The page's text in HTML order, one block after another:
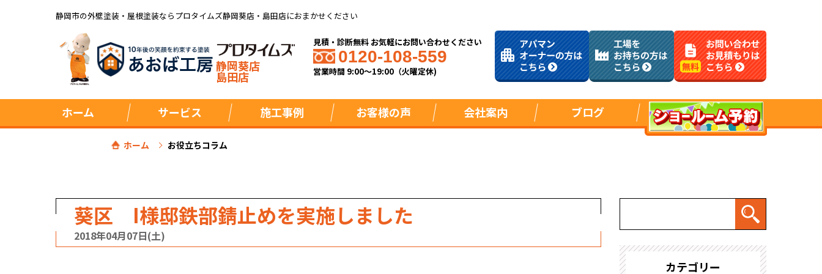
静岡市の外壁塗装・屋根塗装ならプロタイムズ静岡葵店・島田店におまかせください
静岡葵店
島田店
見積・診断無料 お気軽にお問い合わせください
0120-108-559
営業時間 9:00～19:00（火曜定休)
ホーム サービス 施工事例 お客様の声 会社案内 ブログ
ホーム お役立ちコラム
葵区 I様邸鉄部錆止めを実施しました
2018年04月07日(土)
カテゴリー